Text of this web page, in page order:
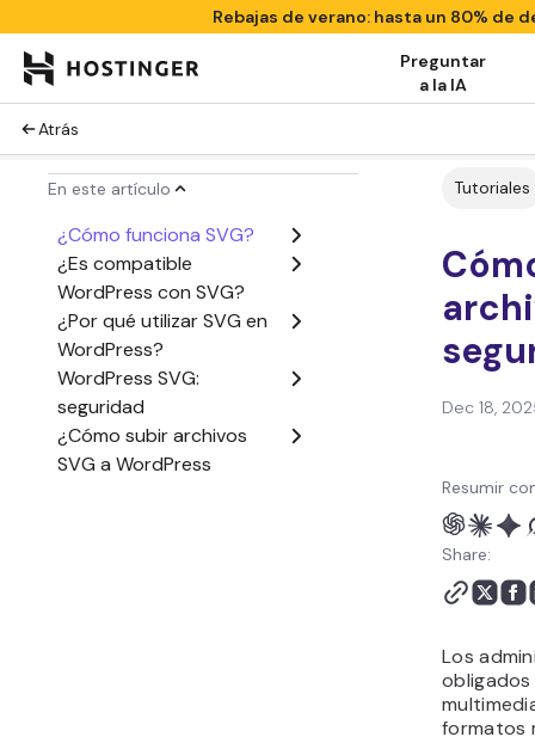
Rebajas de verano: hasta un 80% de
Preguntar
a la IA
Atrás
En este artículo
¿Cómo funciona SVG?
¿Es compatible
WordPress con SVG?
¿Por qué utilizar SVG en
WordPress?
WordPress SVG:
seguridad
¿Cómo subir archivos
SVG a WordPress
Tutoriales
Dec 18,
Resumir
Share:
Los
formatos